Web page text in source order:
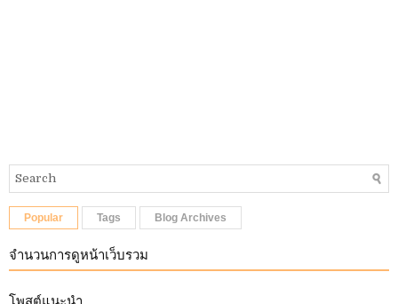
Popular Tags Blog Archives
จำนวนการดูหน้าเว็บรวม
โพสต์แนะนำ